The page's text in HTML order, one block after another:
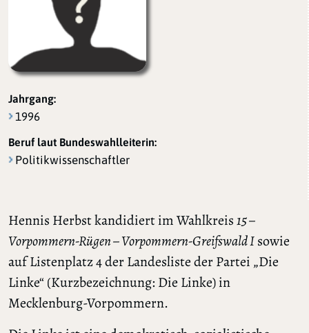
Jahrgang:
1996
Beruf laut Bundeswahlleiterin:
Politikwissenschaftler
Hennis Herbst kandidiert im Wahlkreis15 –
Vorpommern-Rügen – Vorpommern-Greifswald Isowie
auf Listenplatz 4 der Landesliste der Partei „Die
Linke“ (Kurzbezeichnung: Die Linke) in
Mecklenburg-Vorpommern.